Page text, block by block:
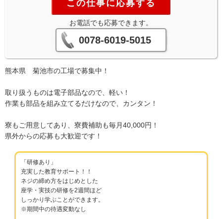
この仕事に応募する
お電話でも応募できます。
0078-6019-5015
熊本県 菊池市の工場で募集中！
取り扱うものは電子部品なので、軽い！
作業も部品を組み立てるだけなので、カンタン！
寮もご用意してあり、寮費補助も毎月40,000円！
県外からの応募も大歓迎です！
「研修あり」
充実した教育サポート！！
ネジの締め方をはじめとした
座学・実技の研修を2週間ほど
しっかり学ぶことができます。
※期間中の待遇変動なし